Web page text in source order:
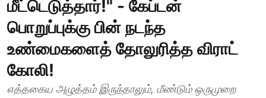
மீட்டெடுத்தார்!" - கேப்டன்
பொறுப்புக்கு பின் நடந்த
உண்மைகளைத் தோலுரித்த விராட்
கோலி!
எத்தகைய அழுத்தம் இருந்தாலும், மீண்டும் ஒருமுறை